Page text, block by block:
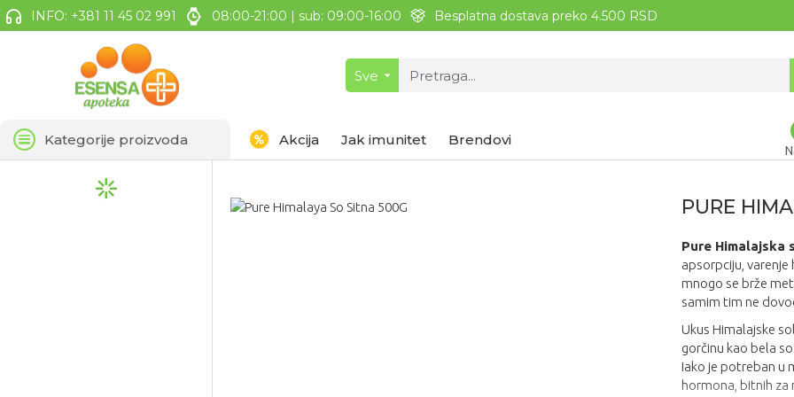
INFO: +381 11 45 02 991 08:00-21:00 | sub: 09:00-16:00 Besplatna dostava preko 4.500 RSD
Sve
Kategorije proizvoda Akcija Jak imunitet Brendovi
PURE
Pure Himalajska
apsorpciju, varenje
mnogo se brže
samim tim ne
Ukus Himalajske
gorčinu kao bela
Iako je potreban u
hormona, bitnih